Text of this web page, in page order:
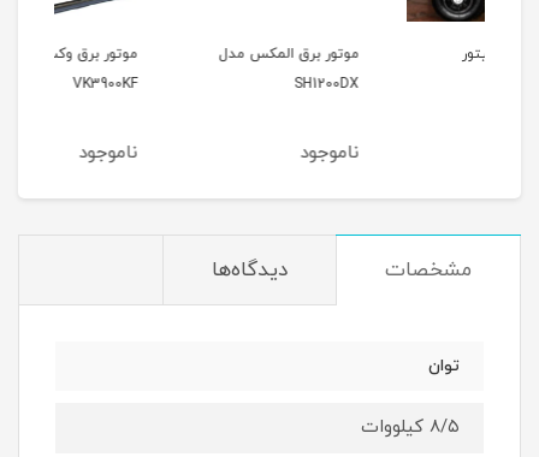
موتور برق المکس مدل
موتور برق وکسون مدل
مشخصات دیدگاه‌ها
توان
۸/۵ کیلووات